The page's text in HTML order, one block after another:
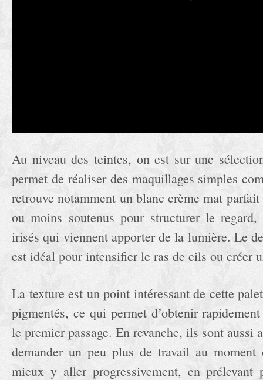
Au niveau des teintes, on est sur une
permet de réaliser des maquillages simples
retrouve notamment un blanc crème mat
ou moins soutenus pour structurer le
irisés qui viennent apporter de la lumière. Le
est idéal pour intensifier le ras de cils ou créer
La texture est un point intéressant de cette
pigmentés, ce qui permet d’obtenir
le premier passage. En revanche, ils sont aussi
demander un peu plus de travail au moment
mieux y aller progressivement, en prélevant